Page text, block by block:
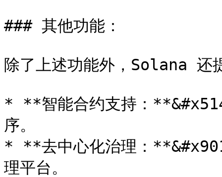
### 其他功能：
除了上述功能外，Solana 还
* **智能合约支持：
序。
* **去中心化治理：
理平台。